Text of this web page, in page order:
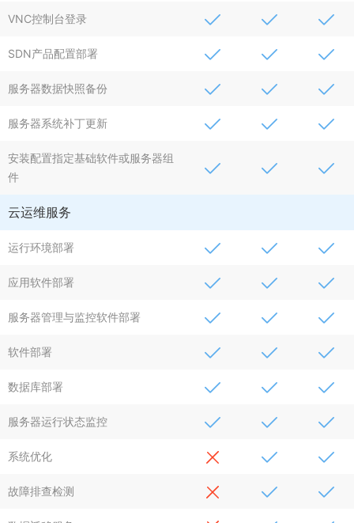
VNC控制台登录
SDN产品配置部署
服务器数据快照备份
服务器系统补丁更新
安装配置指定基础软件或服务器组
件
云运维服务
运行环境部署
应用软件部署
服务器管理与监控软件部署
软件部署
数据库部署
服务器运行状态监控
系统优化
故障排查检测